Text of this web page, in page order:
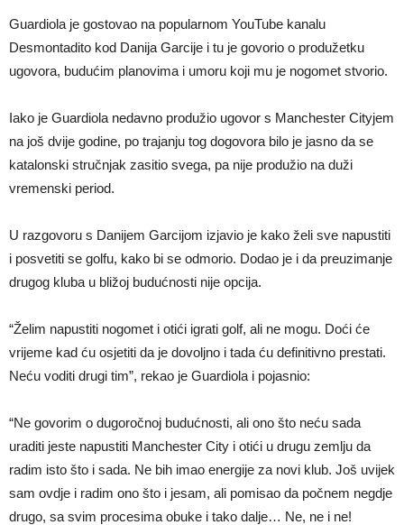
Guardiola je gostovao na popularnom YouTube kanalu
Desmontadito kod Danija Garcije i tu je govorio o produžetku
ugovora, budućim planovima i umoru koji mu je nogomet stvorio.
Iako je Guardiola nedavno produžio ugovor s Manchester Cityjem
na još dvije godine, po trajanju tog dogovora bilo je jasno da se
katalonski stručnjak zasitio svega, pa nije produžio na duži
vremenski period.
U razgovoru s Danijem Garcijom izjavio je kako želi sve napustiti
i posvetiti se golfu, kako bi se odmorio. Dodao je i da preuzimanje
drugog kluba u bližoj budućnosti nije opcija.
“Želim napustiti nogomet i otići igrati golf, ali ne mogu. Doći će
vrijeme kad ću osjetiti da je dovoljno i tada ću definitivno prestati.
Neću voditi drugi tim”, rekao je Guardiola i pojasnio:
“Ne govorim o dugoročnoj budućnosti, ali ono što neću sada
uraditi jeste napustiti Manchester City i otići u drugu zemlju da
radim isto što i sada. Ne bih imao energije za novi klub. Još uvijek
sam ovdje i radim ono što i jesam, ali pomisao da počnem negdje
drugo, sa svim procesima obuke i tako dalje… Ne, ne i ne!